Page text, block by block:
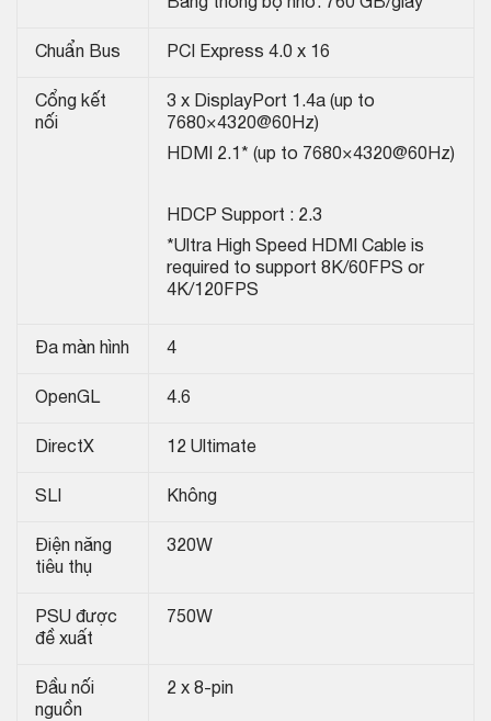
Băng thông bộ nhớ: 760 GB/giây
Chuẩn Bus PCI Express 4.0 x 16
Cổng kết
nối
3 x DisplayPort 1.4a (up to
7680×4320@60Hz)
HDMI 2.1* (up to 7680×4320@60Hz)
HDCP Support : 2.3
*Ultra High Speed HDMI Cable is
required to support 8K/60FPS or
4K/120FPS
Đa màn hình 4
OpenGL 4.6
DirectX 1‎2 Ultimate
SLI Không
Điện năng
tiêu thụ
320W
PSU được
đề xuất
750W
Đầu nối
nguồn
2 x 8-pin